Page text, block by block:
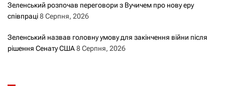
Зеленський розпочав переговори з Вучичем про нову еру
співпраці8 Серпня, 2026
Зеленський назвав головну умову для закінчення війни після
рішення Сенату США8 Серпня, 2026